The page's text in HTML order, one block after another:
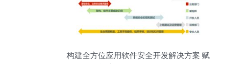
构建全方位应用软件安全开发解决方案 赋